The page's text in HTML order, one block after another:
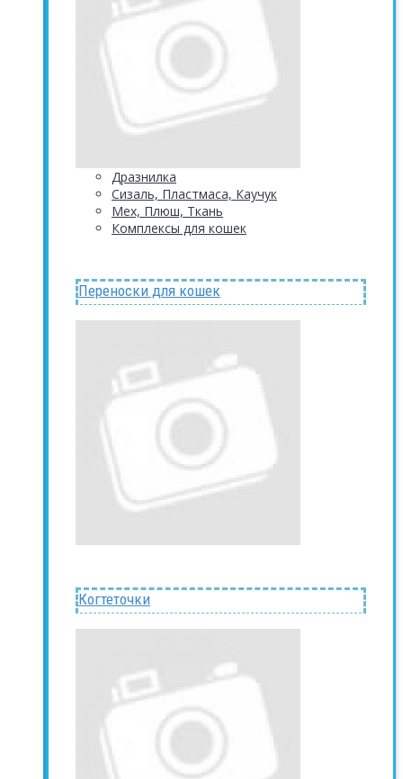
Дразнилка
Сизаль, Пластмаса, Каучук
Мех, Плюш, Ткань
Комплексы для кошек
Переноски для кошек
Когтеточки